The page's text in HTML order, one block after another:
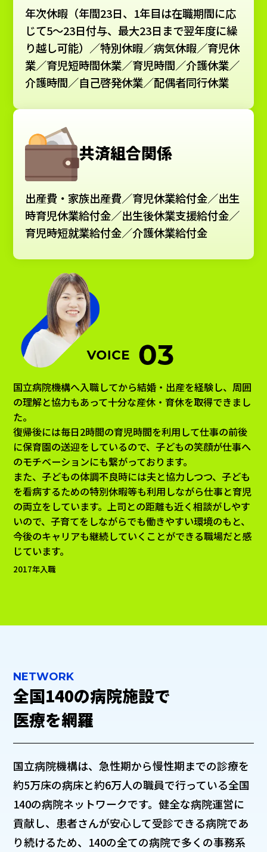
年次休暇（年間23日、1年目は在職期間に応
じて5～23日付与、最大23日まで翌年度に繰
り越し可能）／特別休暇／病気休暇／育児休
業／育児短時間休業／育児時間／介護休業／
介護時間／自己啓発休業／配偶者同行休業
共済組合関係
出産費・家族出産費／育児休業給付金／出生
時育児休業給付金／出生後休業支援給付金／
育児時短就業給付金／介護休業給付金
国立病院機構へ入職してから結婚・出産を経験し、周囲
の理解と協力もあって十分な産休・育休を取得できまし
た。
復帰後には毎日2時間の育児時間を利用して仕事の前後
に保育園の送迎をしているので、子どもの笑顔が仕事へ
のモチベーションにも繋がっております。
また、子どもの体調不良時には夫と協力しつつ、子ども
を看病するための特別休暇等も利用しながら仕事と育児
の両立をしています。上司との距離も近く相談がしやす
いので、子育てをしながらでも働きやすい環境のもと、
今後のキャリアも継続していくことができる職場だと感
じています。
2017年入職
NETWORK
全国140の病院施設で
医療を網羅
国立病院機構は、急性期から慢性期までの診療を
約5万床の病床と約6万人の職員で行っている全国
140の病院ネットワークです。健全な病院運営に
貢献し、患者さんが安心して受診できる病院であ
り続けるため、140の全ての病院で多くの事務系